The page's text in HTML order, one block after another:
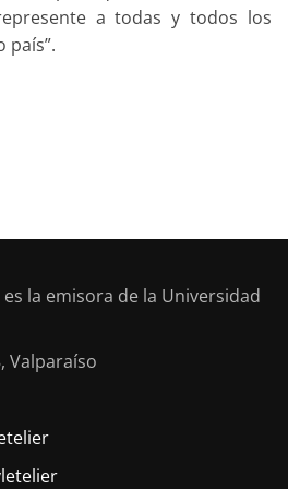
a todas y todos los
país”.
la emisora de la Universidad
Valparaíso